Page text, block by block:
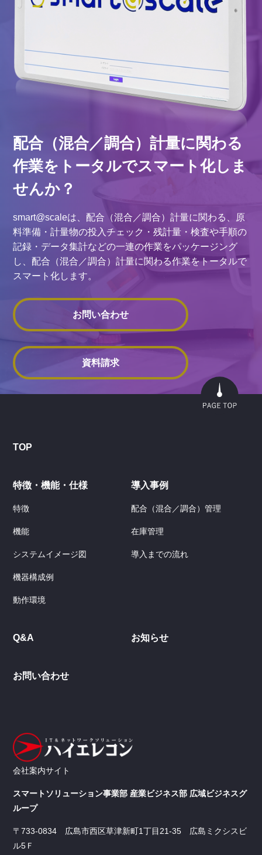
配合（混合／調合）計量に関わる
作業を トータルでスマート化しま
せんか？
smart@scaleは、配合（混合／調合）計量に関わる、原
料準備・計量物の投入チェック・残計量・検査や手順の
記録・データ集計などの一連の作業をパッケージング
し、配合（混合／調合）計量に関わる作業をトータルで
スマート化します。
お問い合わせ
資料請求
TOP
特徴・機能・仕様
特徴
機能
システムイメージ図
機器構成例
動作環境
導入事例
配合（混合／調合）管理
在庫管理
導入までの流れ
Q&A お知らせ
お問い合わせ
会社案内サイト
スマートソリューション事業部 産業ビジネス部 広域ビジネスグ
ループ
〒733-0834 広島市西区草津新町1丁目21-35 広島ミクシスビ
ル5Ｆ